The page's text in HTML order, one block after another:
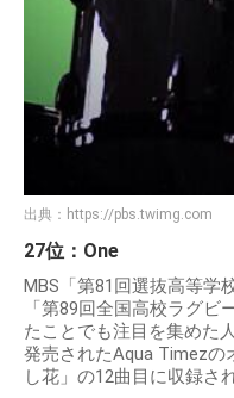
出典： https://pbs.twimg.com
27位：One
MBS「第81回選抜高等学
「第89回全国高校ラグ
たことでも注目を集めた
発売されたAqua Timezの
し花」の12曲目に収録さ